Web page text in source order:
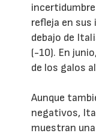
refleja en
debajo de
(-10). En
de los galos
Aunque
negativos,
muestran